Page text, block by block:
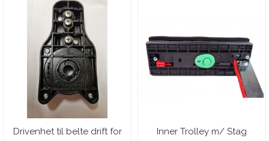
Drivenhet til belte drift for
Inner Trolley m/ Stag